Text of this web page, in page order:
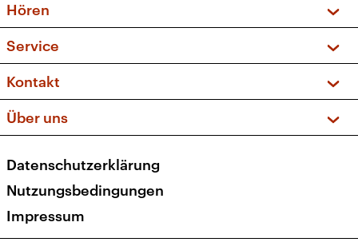
Sendungen und Podcasts
Musikliste
Kakadu – Das Kinderprogramm
Hören
Frequenzen (UKW + DAB+)
Service
FAQ
Apps
Newsletter
Veranstaltungen
Kontakt
Social Media
Über uns
Presse
Karriere
Transparenz
Datenschutzerklärung
Nutzungsbedingungen
Impressum